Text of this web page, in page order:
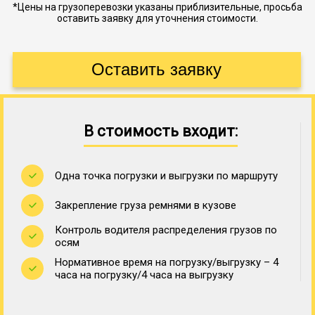
*Цены на грузоперевозки указаны приблизительные, просьба
оставить заявку для уточнения стоимости.
В стоимость входит:
Одна точка погрузки и выгрузки по маршруту
Закрепление груза ремнями в кузове
Контроль водителя распределения грузов по
осям
Нормативное время на погрузку/выгрузку – 4
часа на погрузку/4 часа на выгрузку